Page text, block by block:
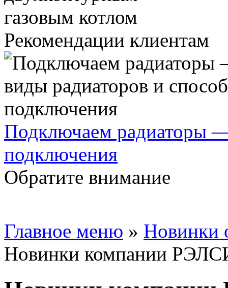
Рекомендации клиентам
Подключаем радиаторы
подключения
Обратите внимание
Главное меню » Новинки
Новинки компании